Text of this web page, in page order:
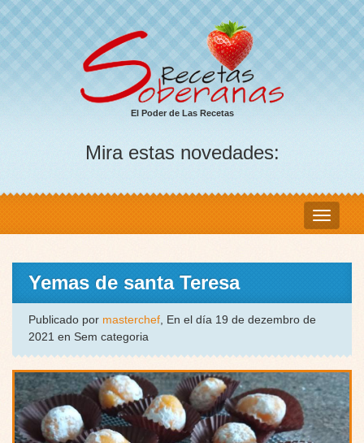
El Poder de Las Recetas
Mira estas novedades:
Yemas de santa Teresa
Publicado por masterchef, En el día 19 de dezembro de
2021 en Sem categoria